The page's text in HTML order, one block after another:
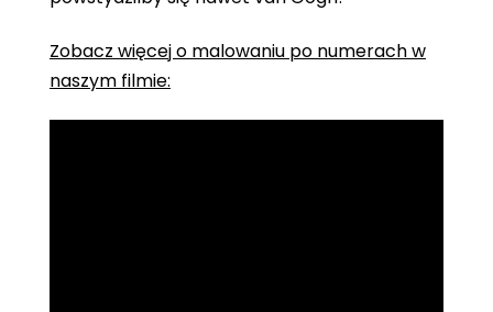
Zobacz więcej o malowaniu po numerach w
naszym filmie: